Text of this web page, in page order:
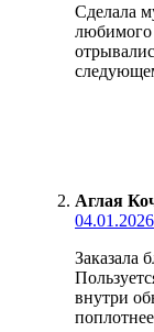
Сделала
любимого
Аглая
04.01.2026
Заказала
внутри